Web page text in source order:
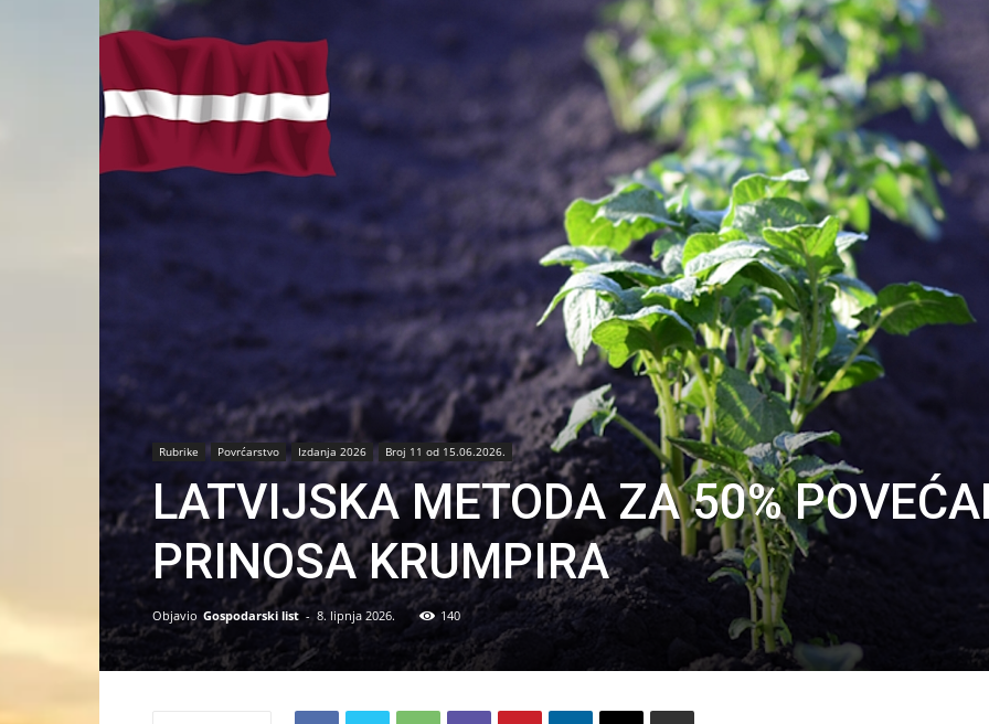
Rubrike Povrćarstvo Izdanja 2026 Broj 11 od 15.06.2026.
LATVIJSKA METODA ZA 50%
PRINOSA KRUMPIRA
Objavio Gospodarski list - 8. lipnja 2026. 140